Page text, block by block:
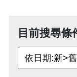
目前搜尋條